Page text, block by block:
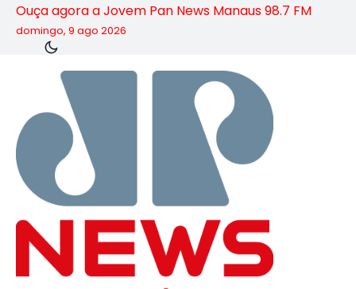
Ouça agora a Jovem Pan News Manaus 98.7 FM
domingo, 9 ago 2026